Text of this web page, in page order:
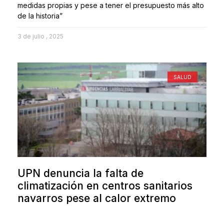
medidas propias y pese a tener el presupuesto más alto
de la historia”
3 de julio , 2025
SALUD
UPN denuncia la falta de
climatización en centros sanitarios
navarros pese al calor extremo